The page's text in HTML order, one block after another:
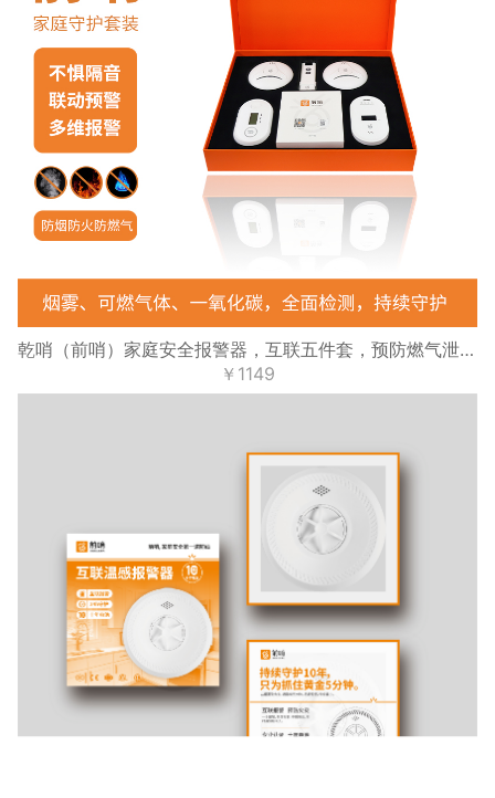
乾哨（前哨）家庭安全报警器，互联五件套，预防燃气泄漏、火灾、一氧化碳中毒，十年使用寿命，手机提醒
￥1149